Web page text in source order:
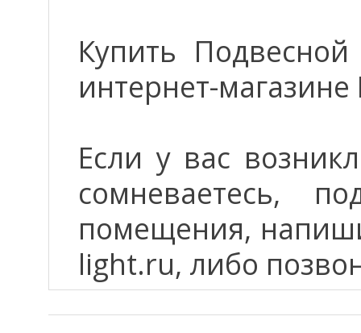
Купить
интернет-
Если у вас
сомневаетесь,
помещения,
light.ru, либо